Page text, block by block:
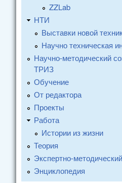
ZZLab
НТИ
Выставки новой
Научно техническая
Научно-методический
ТРИЗ
Обучение
От редактора
Проекты
Работа
Истории из жизни
Теория
Экспертно-
Энциклопедия